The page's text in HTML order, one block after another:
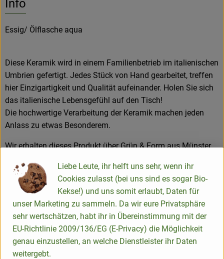
Info
Essig/ Ölflasche aqua
Diese Keramik wird in einem Familienbetrieb im italienischen
Umbrien gefertigt. Jedes Stück von Hand gearbeitet, treffen
hier Einzigartigkeit und Qualität aufeinander. Holen Sie sich
das italienische Lebensgefühl auf den Tisch!
Die hochwertige Verarbeitung der Keramik machen jeden
Anlass zu etwas Besonderem.
Wir erhalten dieses Produkt über Grün & Form aus Münster.
Caris besucht seine Produzenten in aller Welt vor Ort, um
Qualität und Fairness sicherzustellen. Das wollen wir euch
nicht vorenthalten.
Bildquelle: Grün&Form_IngaVianden
Produktinformationen
Liebe Leute, ihr helft uns sehr, wenn ihr
Cookies zulasst (bei uns sind es sogar Bio-
Kekse!) und uns somit erlaubt, Daten für
unser Marketing zu sammeln. Da wir eure Privatsphäre
sehr wertschätzen, habt ihr in Übereinstimmung mit der
EU-Richtlinie 2009/136/EG (E-Privacy) die Möglichkeit
genau einzustellen, an welche Dienstleister ihr Daten
weitergebt.